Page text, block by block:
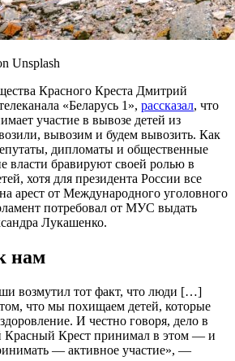
Unsplash
Красного Креста Дмитрий
«Беларусь 1», рассказал, что
участие в вывозе детей из
вывозим и будем вывозить. Как
дипломаты и общественные
власти бравируют своей ролью в
хотя для президента России все
арест от Международного уголовного
потребовал от МУС выдать
Лукашенко.
нам
возмутил тот факт, что люди […]
что мы похищаем детей, которые
И честно говоря, дело в
Красный Крест принимал в этом — и
— активное участие», —